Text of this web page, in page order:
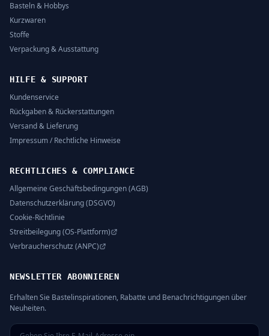
Basteln & Hobbys
Kurzwaren
Stoffe
Verpackung & Ausstattung
HILFE & SUPPORT
Kundenservice
Rückgaben & Rückerstattungen
Versand & Lieferung
Impressum / Rechtliche Hinweise
RECHTLICHES & COMPLIANCE
Allgemeine Geschäftsbedingungen (AGB)
Datenschutzerklärung (DSGVO)
Cookie-Richtlinie
Streitbeilegung (OS-Plattform)
Verbraucherschutz (ANPC)
NEWSLETTER ABONNIEREN
Erhalten Sie Bastelinspirationen, Rabatte und Benachrichtigungen über
Neuheiten.